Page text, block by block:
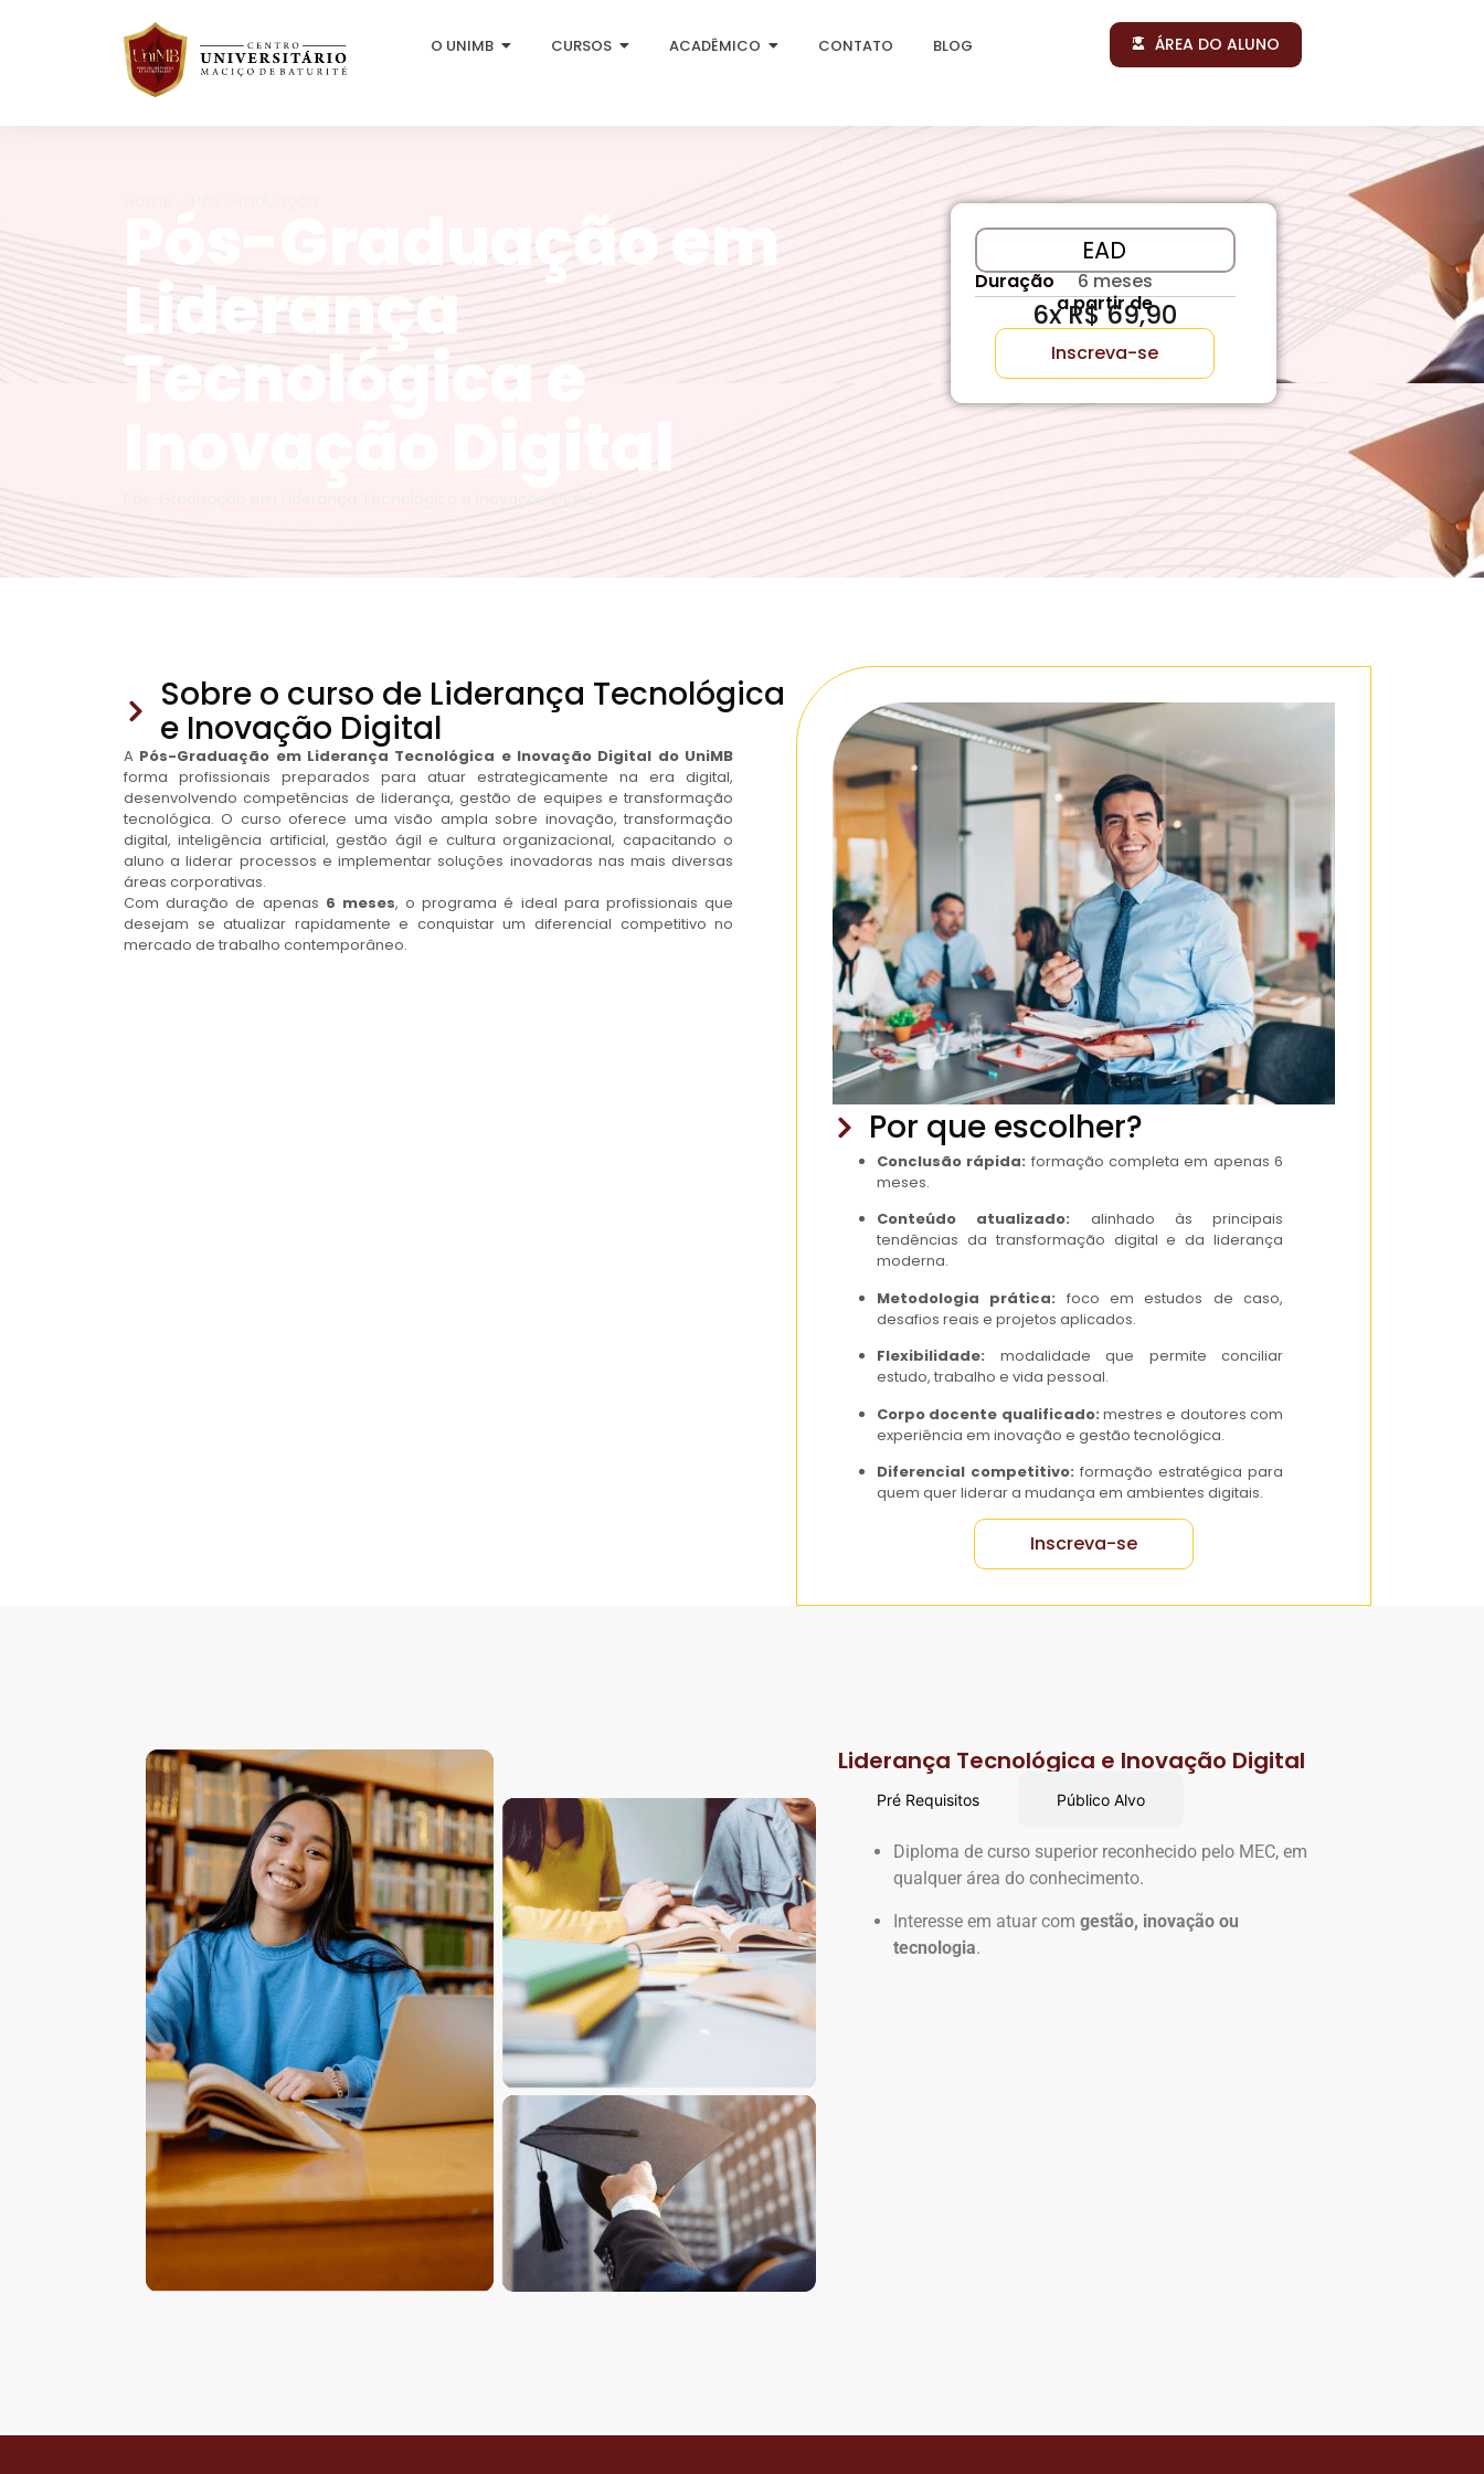
O UNIMB CURSOS ACADÊMICO CONTATO BLOG ÁREA DO ALUNO
Pós-Graduação em
Liderança
Tecnológica e
Inovação Digital
EAD
Duração
6 meses
a partir de
6x R$ 69,90
Inscreva-se
Sobre o curso de Liderança Tecnológica
e Inovação Digital
A Pós-Graduação em Liderança Tecnológica e Inovação Digital do UniMB
forma profissionais preparados para atuar estrategicamente na era digital,
desenvolvendo competências de liderança, gestão de equipes e transformação
tecnológica. O curso oferece uma visão ampla sobre inovação, transformação
digital, inteligência artificial, gestão ágil e cultura organizacional, capacitando o
aluno a liderar processos e implementar soluções inovadoras nas mais diversas
áreas corporativas.
Com duração de apenas 6 meses, o programa é ideal para profissionais que
desejam se atualizar rapidamente e conquistar um diferencial competitivo no
mercado de trabalho contemporâneo.
Por que escolher?
Conclusão rápida: formação completa em apenas 6
meses.
Conteúdo atualizado: alinhado às principais
tendências da transformação digital e da liderança
moderna.
Metodologia prática: foco em estudos de caso,
desafios reais e projetos aplicados.
Flexibilidade: modalidade que permite conciliar
estudo, trabalho e vida pessoal.
Corpo docente qualificado: mestres e doutores com
experiência em inovação e gestão tecnológica.
Diferencial competitivo: formação estratégica para
quem quer liderar a mudança em ambientes digitais.
Inscreva-se
Liderança Tecnológica e Inovação Digital
Pré Requisitos Público Alvo
Diploma de curso superior reconhecido pelo MEC, em
qualquer área do conhecimento.
Interesse em atuar com gestão, inovação ou
tecnologia.